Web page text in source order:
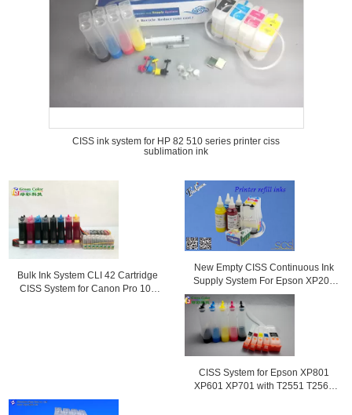
CISS ink system for HP 82 510 series printer ciss
sublimation ink
Bulk Ink System CLI 42 Cartridge
CISS System for Canon Pro 100
New Empty CISS Continuous Ink
Supply System For Epson XP204
Printer
CISS System for Epson XP801
XP601 XP701 with T2551 T2564